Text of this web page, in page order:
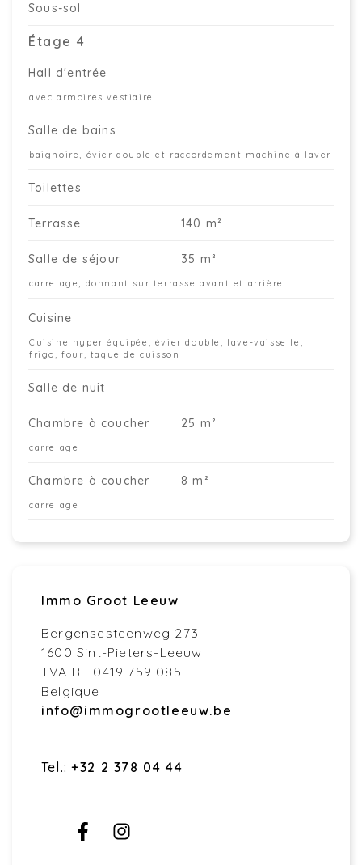
Sous-sol
Étage 4
Hall d'entrée
avec armoires vestiaire
Salle de bains
baignoire, évier double et raccordement machine à laver
Toilettes
Terrasse 140 m²
Salle de séjour 35 m²
carrelage, donnant sur terrasse avant et arrière
Cuisine
Cuisine hyper équipée; évier double, lave-vaisselle,
frigo, four, taque de cuisson
Salle de nuit
Chambre à coucher 25 m²
carrelage
Chambre à coucher 8 m²
carrelage
Immo Groot Leeuw
Bergensesteenweg 273
1600 Sint-Pieters-Leeuw
TVA BE 0419 759 085
Belgique
info@immogrootleeuw.be
Tel.: +32 2 378 04 44